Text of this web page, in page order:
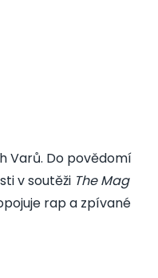
Varů. Do povědomí
v soutěži The Mag
rap a zpívané